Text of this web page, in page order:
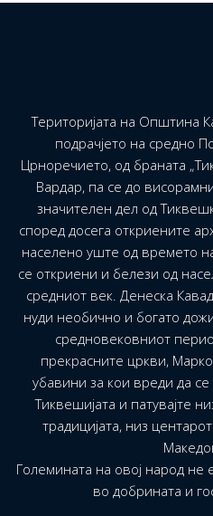
Територијата на Општина
подрачјето на средно
Црноречието, од браната
Вардар, па се до
значителен дел од
според досега откриените
населено уште од времето
се откриени и белези од
средниот век. Денеска
нуди необично и богато
средновековниот
прекрасните цркви,
убавини за кои вреди да
Тиквешијата и патувајте
традицијата, низ
Големината на овој народ не
во добрината и